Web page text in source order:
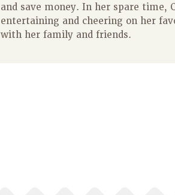
and save money. In her spare time,
entertaining and cheering on her
with her family and friends.